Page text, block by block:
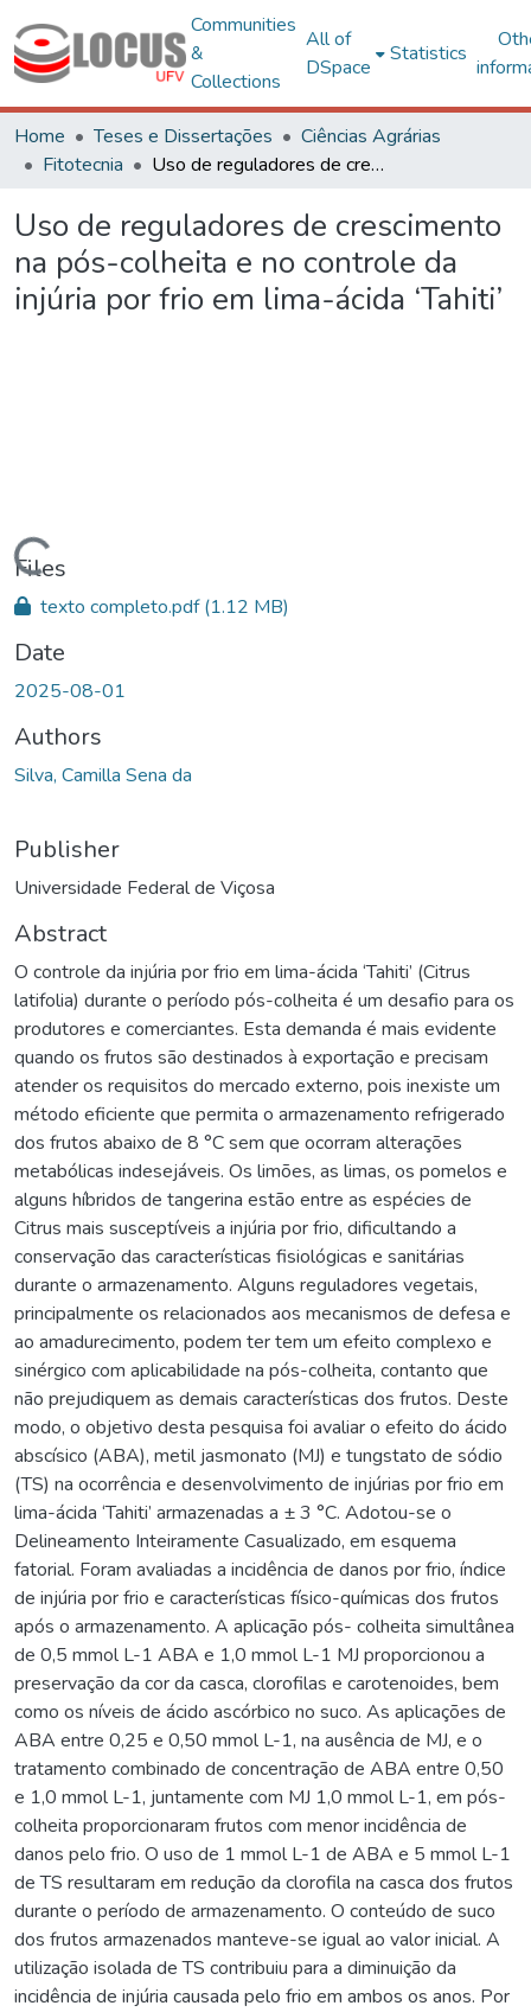
Communities
&
Collections
All of
DSpace
Statistics
Home Teses e Dissertações
Ciências Agrárias
Fitotecnia
Uso de reguladores de crescimento na pós-colheita e no controle da injúria por frio em lima-ácida ‘Tahiti’
Uso de reguladores de crescimento
na pós-colheita e no controle da
injúria por frio em lima-ácida ‘Tahiti’
Files
texto completo.pdf(1.12 MB)
Date
2025-08-01
Authors
Silva, Camilla Sena da
Publisher
Universidade Federal de Viçosa
Abstract
O controle da injúria por frio em lima-ácida ‘Tahiti’ (Citrus
latifolia) durante o período pós-colheita é um desafio para os
produtores e comerciantes. Esta demanda é mais evidente
quando os frutos são destinados à exportação e precisam
atender os requisitos do mercado externo, pois inexiste um
método eficiente que permita o armazenamento refrigerado
dos frutos abaixo de 8 °C sem que ocorram alterações
metabólicas indesejáveis. Os limões, as limas, os pomelos e
alguns híbridos de tangerina estão entre as espécies de
Citrus mais susceptíveis a injúria por frio, dificultando a
conservação das características fisiológicas e sanitárias
durante o armazenamento. Alguns reguladores vegetais,
principalmente os relacionados aos mecanismos de defesa e
ao amadurecimento, podem ter tem um efeito complexo e
sinérgico com aplicabilidade na pós-colheita, contanto que
não prejudiquem as demais características dos frutos. Deste
modo, o objetivo desta pesquisa foi avaliar o efeito do ácido
abscísico (ABA), metil jasmonato (MJ) e tungstato de sódio
(TS) na ocorrência e desenvolvimento de injúrias por frio em
lima-ácida ‘Tahiti’ armazenadas a ± 3 °C. Adotou-se o
Delineamento Inteiramente Casualizado, em esquema
fatorial. Foram avaliadas a incidência de danos por frio, índice
de injúria por frio e características físico-químicas dos frutos
após o armazenamento. A aplicação pós- colheita simultânea
de 0,5 mmol L-1 ABA e 1,0 mmol L-1 MJ proporcionou a
preservação da cor da casca, clorofilas e carotenoides, bem
como os níveis de ácido ascórbico no suco. As aplicações de
ABA entre 0,25 e 0,50 mmol L-1, na ausência de MJ, e o
tratamento combinado de concentração de ABA entre 0,50
e 1,0 mmol L-1, juntamente com MJ 1,0 mmol L-1, em pós-
colheita proporcionaram frutos com menor incidência de
danos pelo frio. O uso de 1 mmol L-1 de ABA e 5 mmol L-1
de TS resultaram em redução da clorofila na casca dos frutos
durante o período de armazenamento. O conteúdo de suco
dos frutos armazenados manteve-se igual ao valor inicial. A
utilização isolada de TS contribuiu para a diminuição da
incidência de injúria causada pelo frio em ambos os anos. Por